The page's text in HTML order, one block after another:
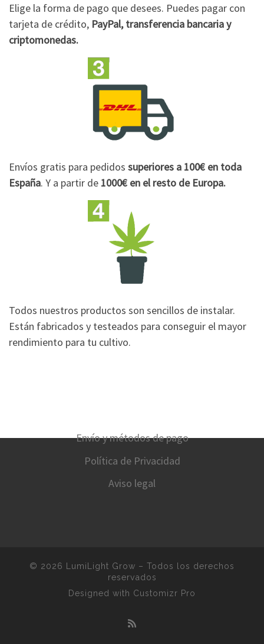
Elige la forma de pago que desees. Puedes pagar con
tarjeta de crédito, PayPal, transferencia bancaria y
criptomonedas.
Envíos gratis para pedidos superiores a 100€ en toda
España. Y a partir de 1000€ en el resto de Europa.
Todos nuestros productos son sencillos de instalar.
Están fabricados y testeados para conseguir el mayor
rendimiento para tu cultivo.
Envío y métodos de pago
Política de Privacidad
Aviso legal
© 2026 LumiLight Grow – Todos los derechos
reservados
Designed with Customizr Pro